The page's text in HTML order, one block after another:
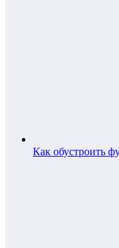
Как обустроить